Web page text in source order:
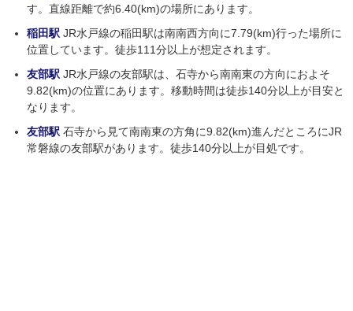
す。直線距離で約6.40(km)の場所にあります。
稲田駅 JR水戸線の稲田駅は南南西方向に7.79(km)行った場所に
位置しています。徒歩111分以上が想定されます。
友部駅 JR水戸線の友部駅は、石寺から南南東の方向におよそ
9.82(km)の位置にあります。移動時間は徒歩140分以上が目安と
なります。
友部駅 石寺から見て南南東の方角に9.82(km)進んだところにJR
常磐線の友部駅があります。徒歩140分以上が目処です。